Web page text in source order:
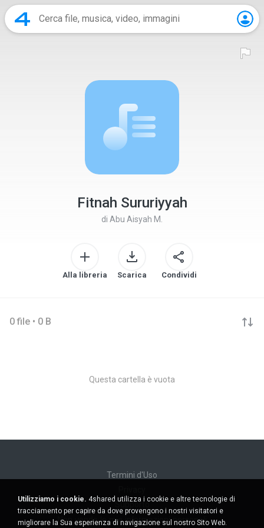
Fitnah Sururiyyah
di Abu Aisyah M.
Alla libreria Scarica Condividi
0 file • 0 B
Questa cartella è vuota
Termini d'Uso
Supporto
Non venda le mie informazioni personali
Utilizziamo i cookie. 4shared utilizza i cookie e altre tecnologie di
tracciamento per capire da dove provengono i nostri visitatori e
migliorare la Sua esperienza di navigazione sul nostro Sito Web.